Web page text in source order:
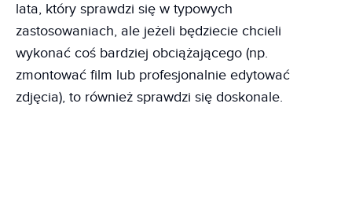
lata, który sprawdzi się w typowych
zastosowaniach, ale jeżeli będziecie chcieli
wykonać coś bardziej obciążającego (np.
zmontować film lub profesjonalnie edytować
zdjęcia), to również sprawdzi się doskonale.